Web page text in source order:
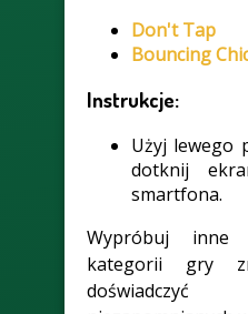
Don't Tap
Bouncing
Instrukcje:
Użyj lewego
dotknij
smartfona.
Wypróbuj
kategorii gry